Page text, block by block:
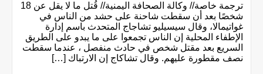
ترجمة خاصة// وكالة الصحافة اليمنية// قُتل ما لا يقل عن 18
شخصًا بعد أن سقطت شاحنة على حشد من الناس في
غواتيمالا، وقال سيسيليو تشاجاج المتحدث باسم إدارة
الإطفاء المحلية إن الناس تجمعوا على ما يبدو على الطريق
السريع بعد مقتل شخص في حادث منفصل ، عندما سقطت
نصف مقطورة عليهم. وقال تشاكاج إن الارتباك […]